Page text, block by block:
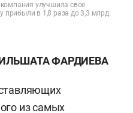
улучшила свое
прибыли в 1,8 раза до 3,3 млрд.
ФАРДИЕВА
из самых